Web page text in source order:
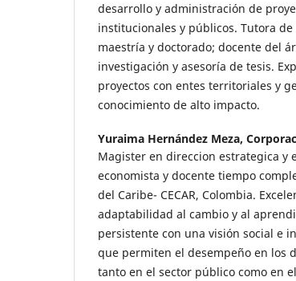
desarrollo y administración de
institucionales y públicos. Tutora
maestría y doctorado; docente del
investigación y asesoría de tesis.
proyectos con entes territoriales y
conocimiento de alto impacto.
Yuraima Hernández Meza,
Magister en direccion estrategica y
economista y docente tiempo
del Caribe- CECAR, Colombia.
adaptabilidad al cambio y al
persistente con una visión social e
que permiten el desempeño en los
tanto en el sector público como en